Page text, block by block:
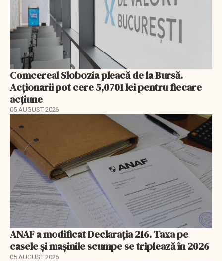
Comcereal Slobozia pleacă de la Bursă.
Acționarii pot cere 5,0701 lei pentru fiecare
acțiune
05 AUGUST 2026
ANAF a modificat Declarația 216. Taxa pe
casele și mașinile scumpe se triplează în 2026
05 AUGUST 2026